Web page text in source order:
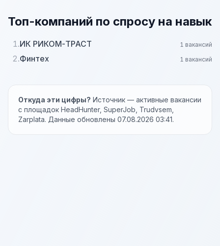
Топ-компаний по спросу на навык
1.ИК РИКОМ-ТРАСТ 1 вакансий
2.Финтех 1 вакансий
Откуда эти цифры? Источник — активные вакансии
с площадок HeadHunter, SuperJob, Trudvsem,
Zarplata. Данные обновлены 07.08.2026 03:41.